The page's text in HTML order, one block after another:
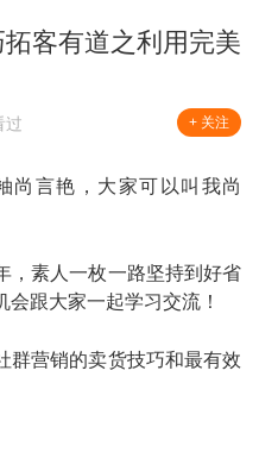
拓客有道之利用完美
过 + 关注
尚言艳，大家可以叫我尚
，素人一枚一路坚持到好省
跟大家一起学习交流！
群营销的卖货技巧和最有效